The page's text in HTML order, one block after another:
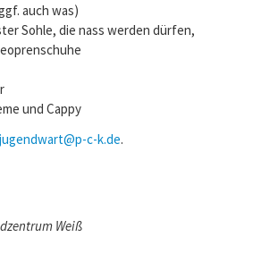
auch was)
Sohle, die nass werden dürfen,
und Cappy
jugendwart@p-c-k.de.
Weiß